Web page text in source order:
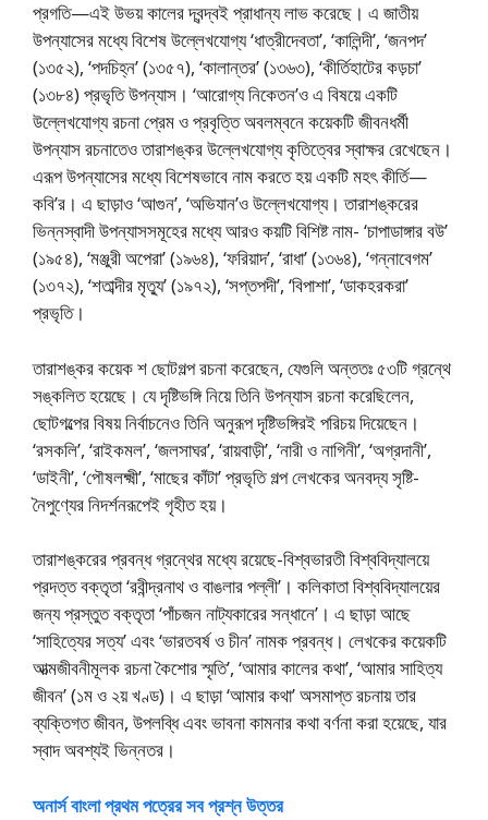
প্রগতি—এই উভয় কালের দ্বন্দ্বই প্রাধান্য লাভ করেছে। এ জাতীয়
উপন্যাসের মধ্যে বিশেষ উল্লেখযােগ্য ‘ধাত্রীদেবতা’, ‘কালিন্দী’, ‘জনপদ’
(১৩৫২), ‘পদচিহ্ন’ (১৩৫৭), ‘কালান্তর’ (১৩৬৩), ‘কীর্তিহাটের কড়চা’
(১৩৮৪) প্রভৃতি উপন্যাস। ‘আরােগ্য নিকেতন’ও এ বিষয়ে একটি
উল্লেখযােগ্য রচনা প্রেম ও প্রবৃত্তি অবলম্বনে কয়েকটি জীবনধর্মী
উপন্যাস রচনাতেও তারাশঙ্কর উল্লেখযােগ্য কৃতিত্বের স্বাক্ষর রেখেছেন।
এরূপ উপন্যাসের মধ্যে বিশেষভাবে নাম করতে হয় একটি মহৎ কীর্তি—
কবি’র। এ ছাড়াও ‘আগুন’, ‘অভিযান’ও উল্লেখযােগ্য। তারাশঙ্করের
ভিন্নস্বাদী উপন্যাসসমূহের মধ্যে আরও কয়টি বিশিষ্ট নাম- ‘চাপাডাঙ্গার বউ’
(১৯৫৪), ‘মঞ্জুরী অপেরা’ (১৯৬৪), ‘ফরিয়াদ’, ‘রাধা’ (১৩৬৪), ‘গন্নাবেগম’
(১৩৭২), ‘শতাব্দীর মৃত্যু’ (১৯৭২), ‘সপ্তপদী’, ‘বিপাশা’, ‘ডাকহরকরা’
প্রভৃতি।
তারাশঙ্কর কয়েক শ ছােটগল্প রচনা করেছেন, যেগুলি অন্ততঃ ৫৩টি গ্রন্থে
সঙ্কলিত হয়েছে। যে দৃষ্টিভঙ্গি নিয়ে তিনি উপন্যাস রচনা করেছিলেন,
ছােটগল্পের বিষয় নির্বাচনেও তিনি অনুরূপ দৃষ্টিভঙ্গিরই পরিচয় দিয়েছেন।
‘রসকলি’, ‘রাইকমল’, ‘জলসাঘর’, ‘রায়বাড়ী’, ‘নারী ও নাগিনী’, ‘অগ্রদানী’,
‘ডাইনী’, ‘পৌষলক্ষ্মী’, ‘মাছের কাঁটা’ প্রভৃতি গল্প লেখকের অনবদ্য সৃষ্টি-
নৈপুণ্যের নিদর্শনরূপেই গৃহীত হয়।
তারাশঙ্করের প্রবন্ধ গ্রন্থের মধ্যে রয়েছে-বিশ্বভারতী বিশ্ববিদ্যালয়ে
প্রদত্ত বক্তৃতা ‘রবীন্দ্রনাথ ও বাঙলার পল্লী’। কলিকাতা বিশ্ববিদ্যালয়ের
জন্য প্রস্তুত বক্তৃতা ‘পাঁচজন নাট্যকারের সন্ধানে’। এ ছাড়া আছে
‘সাহিত্যের সত্য’ এবং ‘ভারতবর্ষ ও চীন’ নামক প্রবন্ধ। লেখকের কয়েকটি
আত্মজীবনীমূলক রচনা কৈশাের স্মৃতি’, ‘আমার কালের কথা’, ‘আমার সাহিত্য
জীবন’ (১ম ও ২য় খণ্ড)। এ ছাড়া ‘আমার কথা’ অসমাপ্ত রচনায় তার
ব্যক্তিগত জীবন, উপলব্ধি এবং ভাবনা কামনার কথা বর্ণনা করা হয়েছে, যার
স্বাদ অবশ্যই ভিন্নতর।
অনার্স বাংলা প্রথম পত্রের সব প্রশ্ন উত্তর